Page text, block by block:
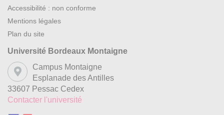
Accessibilité : non conforme
Mentions légales
Plan du site
Université Bordeaux Montaigne
Campus Montaigne
Esplanade des Antilles
33607 Pessac Cedex
Contacter l'université